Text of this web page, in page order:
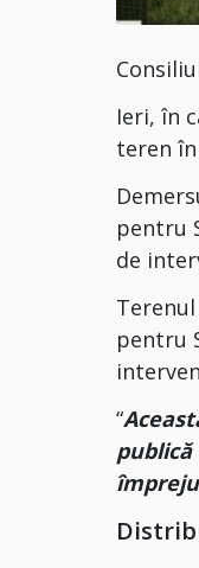
Ieri, în
teren
pentru
de
pentru
“